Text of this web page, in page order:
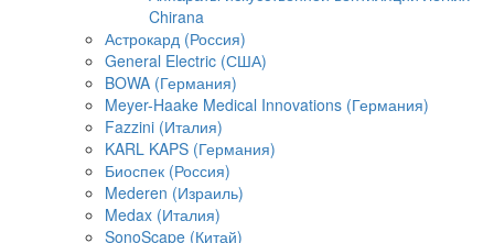
Chirana
Астрокард (Россия)
General Electric (США)
BOWA (Германия)
Meyer-Haake Medical Innovations (Германия)
Fazzini (Италия)
KARL KAPS (Германия)
Биоспек (Россия)
Mederen (Израиль)
Medax (Италия)
SonoScape (Китай)